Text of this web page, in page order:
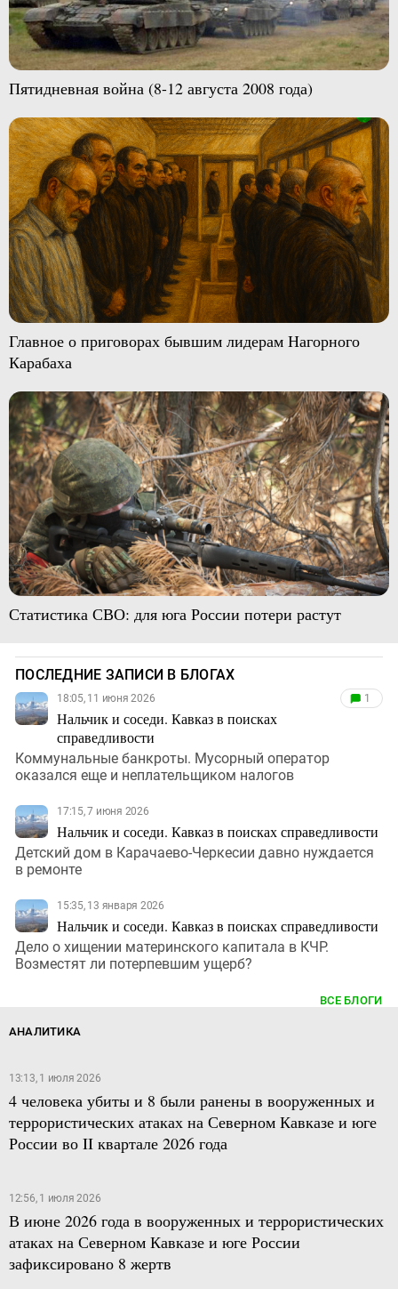
Пятидневная война (8-12 августа 2008 года)
Главное о приговорах бывшим лидерам Нагорного
Карабаха
Статистика СВО: для юга России потери растут
ПОСЛЕДНИЕ ЗАПИСИ В БЛОГАХ
18:05, 11 июня 2026
Нальчик и соседи. Кавказ в поисках
справедливости
1
Коммунальные банкроты. Мусорный оператор
оказался еще и неплательщиком налогов
17:15, 7 июня 2026
Нальчик и соседи. Кавказ в поисках справедливости
Детский дом в Карачаево-Черкесии давно нуждается
в ремонте
15:35, 13 января 2026
Нальчик и соседи. Кавказ в поисках справедливости
Дело о хищении материнского капитала в КЧР.
Возместят ли потерпевшим ущерб?
ВСЕ БЛОГИ
АНАЛИТИКА
13:13, 1 июля 2026
4 человека убиты и 8 были ранены в вооруженных и
террористических атаках на Северном Кавказе и юге
России во II квартале 2026 года
12:56, 1 июля 2026
В июне 2026 года в вооруженных и террористических
атаках на Северном Кавказе и юге России
зафиксировано 8 жертв